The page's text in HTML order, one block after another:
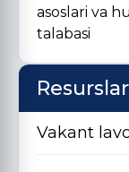
asoslari va
Resurslar
Vakant